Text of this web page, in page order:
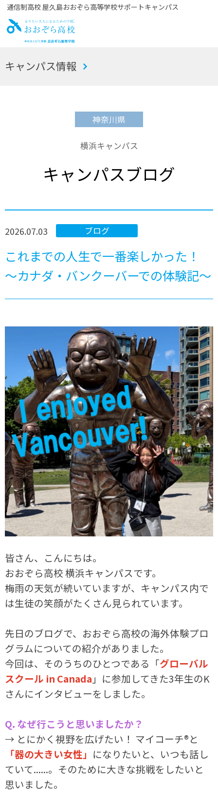
通信制高校 屋久島おおぞら高等学校サポートキャンパス
お
キャンパス情報
神奈川県
横浜キャンパス
キャンパスブログ
ブログ
2026.07.03
これまでの人生で一番楽しかった！
～カナダ・バンクーバーでの体験記～
皆さん、こんにちは。
おおぞら高校 横浜キャンパスです。
梅雨の天気が続いていますが、キャンパス内で
は生徒の笑顔がたくさん見られています。
先日のブログで、おおぞら高校の海外体験プロ
グラムについての紹介がありました。
今回は、そのうちのひとつである「グローバル
スクール in Canada 」に参加してきた3年生のK
さんにインタビューをしました。
Q. なぜ行こうと思いましたか？
→ とにかく視野を広げたい！ マイコーチ®と
「器の大きい女性」 になりたいと、いつも話し
ていて......。そのために大きな挑戦をしたいと
思いました。